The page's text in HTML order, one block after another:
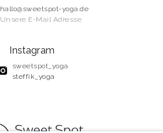
hallo@sweetspot-yoga.de
Unsere E-Mail Adresse
Instagram
sweetspot_yoga
steffik_yoga